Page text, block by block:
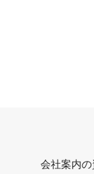
会社案内